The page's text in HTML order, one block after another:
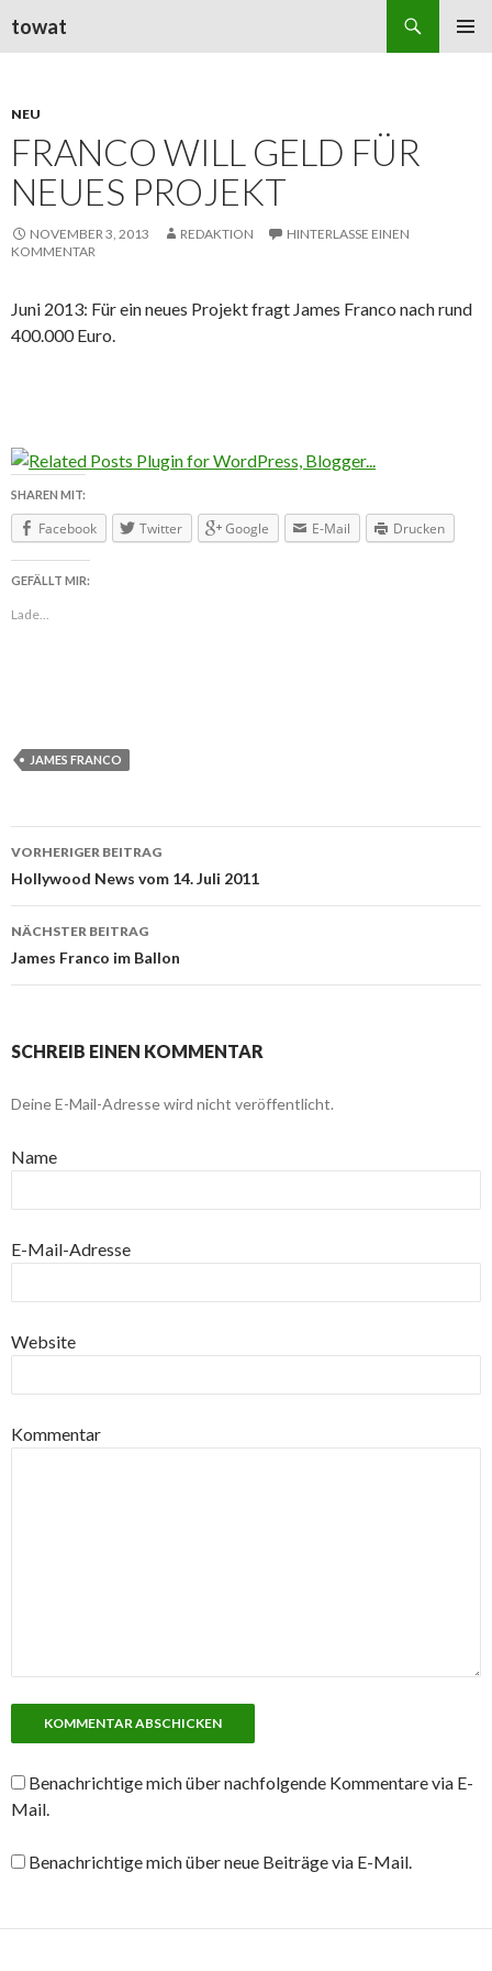
towat
NEU
FRANCO WILL GELD FÜR
NEUES PROJEKT
NOVEMBER 3, 2013 REDAKTION
HINTERLASSE EINEN
KOMMENTAR
Juni 2013: Für ein neues Projekt fragt James Franco nach rund
400.000 Euro.
SHAREN MIT:
Facebook Twitter Google E-Mail Drucken
GEFÄLLT MIR:
Lade...
JAMES FRANCO
Beitragsnavigation
VORHERIGER BEITRAG
Hollywood News vom 14. Juli 2011
NÄCHSTER BEITRAG
James Franco im Ballon
SCHREIB EINEN KOMMENTAR
Deine E-Mail-Adresse wird nicht veröffentlicht.
Name
E-Mail-Adresse
Website
Kommentar
Benachrichtige mich über nachfolgende Kommentare via E-
Mail.
Benachrichtige mich über neue Beiträge via E-Mail.